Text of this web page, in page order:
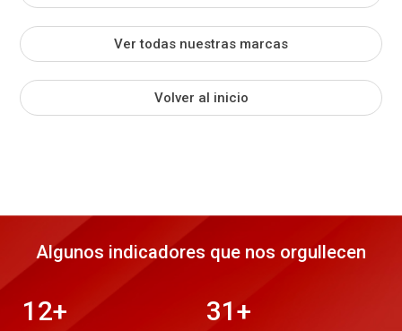
Ver todas nuestras marcas
Volver al inicio
Algunos indicadores que nos orgullecen
12+ 31+